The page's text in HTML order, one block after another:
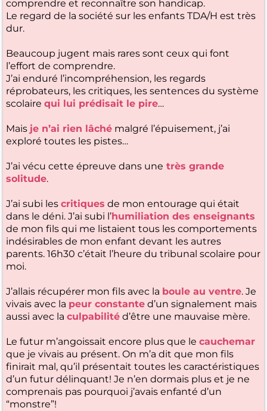
comprendre et reconnaître son handicap.
Le regard de la société sur les enfants TDA/H est très
dur.
Beaucoup jugent mais rares sont ceux qui font
l’effort de comprendre.
J’ai enduré l’incompréhension, les regards
réprobateurs, les critiques, les sentences du système
scolaire qui lui prédisait le pire…
Mais je n’ai rien lâché malgré l’épuisement, j’ai
exploré toutes les pistes…
J’ai vécu cette épreuve dans une très grande
solitude.
J’ai subi les critiques de mon entourage qui était
dans le déni. J’ai subi l’humiliation des enseignants
de mon fils qui me listaient tous les comportements
indésirables de mon enfant devant les autres
parents. 16h30 c’était l’heure du tribunal scolaire pour
moi.
J’allais récupérer mon fils avec la boule au ventre. Je
vivais avec la peur constante d’un signalement mais
aussi avec la culpabilité d’être une mauvaise mère.
Le futur m’angoissait encore plus que le cauchemar
que je vivais au présent. On m’a dit que mon fils
finirait mal, qu’il présentait toutes les caractéristiques
d’un futur délinquant! Je n’en dormais plus et je ne
comprenais pas pourquoi j’avais enfanté d’un
“monstre”!